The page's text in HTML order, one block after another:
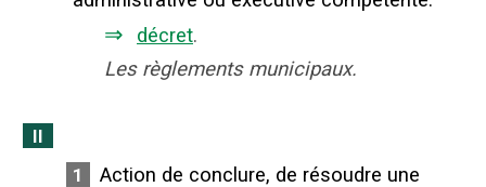
⇒ décret.
Les règlements municipaux.
II
1
Action de conclure, de résoudre une